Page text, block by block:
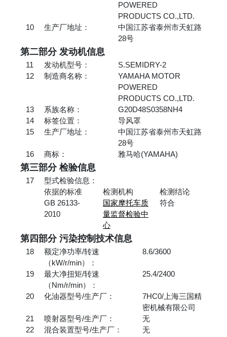
POWERED
PRODUCTS CO.,LTD.
10
生产厂地址：
中国江苏省泰州市天虹路
28号
第二部分 发动机信息
11 发动机型号：
S.SEMIDRY-2
12
制造商名称：
YAMAHA MOTOR
POWERED
PRODUCTS CO.,LTD.
13
系族名称：
G20D48S0358NH4
14
标签位置：
导风罩
15
生产厂地址：
中国江苏省泰州市天虹路
28号
16
商标： 雅马哈(YAMAHA)
第三部分 检验信息
17
型式检验信息：
依据的标准
检测机构
检测结论
GB 26133-
2010
国家摩托车质
量监督检验中
心
符合
第四部分 污染控制技术信息
18
额定净功率/转速
（kW/r/min）：
8.6/3600
19
最大净扭矩/转速
（Nm/r/min）：
25.4/2400
20 化油器型号/生产厂：
7HC0/上海三国精
密机械有限公司
21
喷射器型号/生产厂：
无
22
混合装置型号/生产厂：
无